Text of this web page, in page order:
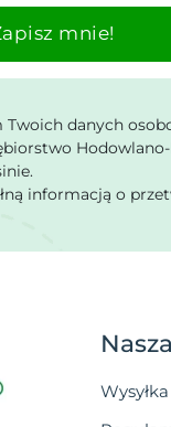
mnie!
danych
Hodowlano-
informacją o
Wysyłka